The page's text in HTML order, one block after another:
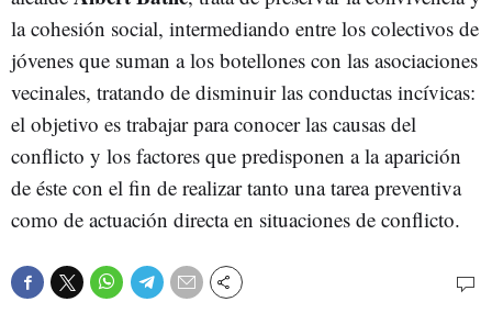
la cohesión social, intermediando entre los colectivos de
jóvenes que suman a los botellones con las asociaciones
vecinales, tratando de disminuir las conductas incívicas:
el objetivo es trabajar para conocer las causas del
conflicto y los factores que predisponen a la aparición
de éste con el fin de realizar tanto una tarea preventiva
como de actuación directa en situaciones de conflicto.